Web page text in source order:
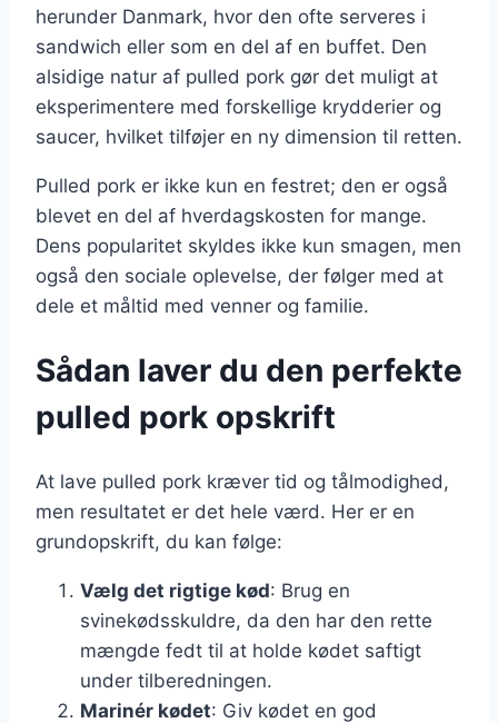
herunder Danmark, hvor den ofte serveres i
sandwich eller som en del af en buffet. Den
alsidige natur af pulled pork gør det muligt at
eksperimentere med forskellige krydderier og
saucer, hvilket tilføjer en ny dimension til retten.
Pulled pork er ikke kun en festret; den er også
blevet en del af hverdagskosten for mange.
Dens popularitet skyldes ikke kun smagen, men
også den sociale oplevelse, der følger med at
dele et måltid med venner og familie.
Sådan laver du den perfekte
pulled pork opskrift
At lave pulled pork kræver tid og tålmodighed,
men resultatet er det hele værd. Her er en
grundopskrift, du kan følge:
Vælg det rigtige kød: Brug en
svinekødsskuldre, da den har den rette
mængde fedt til at holde kødet saftigt
under tilberedningen.
Marinér kødet: Giv kødet en god